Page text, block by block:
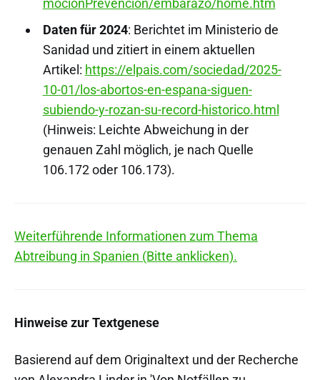
mocionPrevencion/embarazo/home.htm
Daten für 2024: Berichtet im Ministerio de
Sanidad und zitiert in einem aktuellen
Artikel: https://elpais.com/sociedad/2025-
10-01/los-abortos-en-espana-siguen-
subiendo-y-rozan-su-record-historico.html
(Hinweis: Leichte Abweichung in der
genauen Zahl möglich, je nach Quelle
106.172 oder 106.173).
Weiterführende Informationen zum Thema
Abtreibung in Spanien (Bitte anklicken).
Hinweise zur Textgenese
Basierend auf dem Originaltext und der Recherche